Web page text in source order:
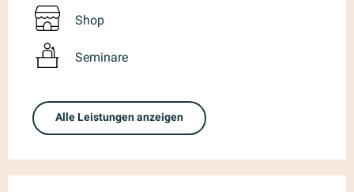
Shop
Seminare
Alle Leistungen anzeigen